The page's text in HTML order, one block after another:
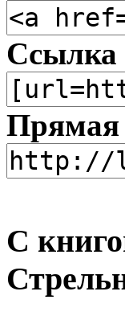
Ссылка
Прямая
С